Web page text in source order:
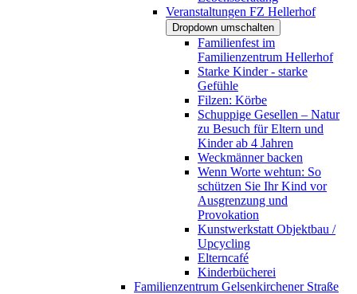
Veranstaltungen FZ Hellerhof
Dropdown umschalten
Familienfest im
Familienzentrum Hellerhof
Starke Kinder - starke
Gefühle
Filzen: Körbe
Schuppige Gesellen – Natur
zu Besuch für Eltern und
Kinder ab 4 Jahren
Weckmänner backen
Wenn Worte wehtun: So
schützen Sie Ihr Kind vor
Ausgrenzung und
Provokation
Kunstwerkstatt Objektbau /
Upcycling
Elterncafé
Kinderbücherei
Familienzentrum Gelsenkirchener Straße